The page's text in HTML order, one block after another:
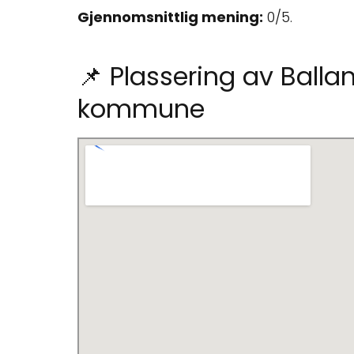
Gjennomsnittlig mening: 0/5.
📌 Plassering av
kommune